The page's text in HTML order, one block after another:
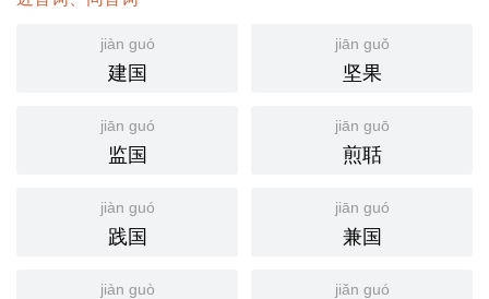
jiàn guó
建国
jiān guǒ
坚果
jiān guó
监国
jiān guō
煎聒
jiàn guó
践国
jiān guó
兼国
jiàn guò jiǎn guó